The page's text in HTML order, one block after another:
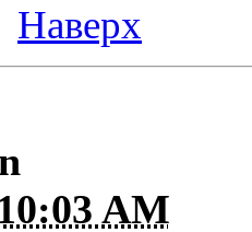
Наверх
AM